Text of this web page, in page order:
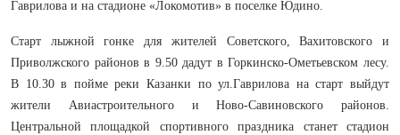
Гаврилова и на стадионе «Локомотив» в поселке Юдино.
Старт лыжной гонке для жителей Советского, Вахитовского и
Приволжского районов в 9.50 дадут в Горкинско-Ометьевском лесу.
В 10.30 в пойме реки Казанки по ул.Гаврилова на старт выйдут
жители Авиастроительного и Ново-Савиновского районов.
Центральной площадкой спортивного праздника станет стадион